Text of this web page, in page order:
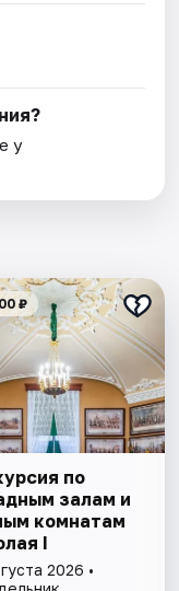
у
₽
по
залам и
комнатам
I
2026 •